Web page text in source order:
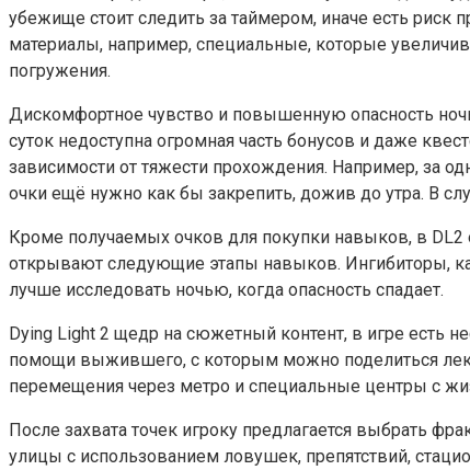
убежище стоит следить за таймером, иначе есть риск
материалы, например, специальные, которые
погружения.
Дискомфортное чувство и повышенную опасность
суток недоступна огромная часть бонусов и даже
зависимости от тяжести прохождения. Например, за
очки ещё нужно как бы закрепить, дожив до утра. В
Кроме получаемых очков для покупки навыков, в DL2
открывают следующие этапы навыков. Ингибиторы,
лучше исследовать ночью, когда опасность спадает.
Dying Light 2 щедр на сюжетный контент, в игре есть
помощи выжившего, с которым можно поделиться
перемещения через метро и специальные центры с
После захвата точек игроку предлагается выбрать
улицы с использованием ловушек, препятствий,